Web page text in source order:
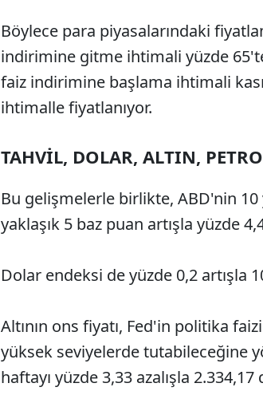
Böylece para piyasalarındaki
indirimine gitme ihtimali yüzde
faiz indirimine başlama ihtimali
ihtimalle fiyatlanıyor.
TAHVİL, DOLAR, ALTIN,
Bu gelişmelerle birlikte, ABD'nin 10
yaklaşık 5 baz puan artışla yüzde
Dolar endeksi de yüzde 0,2 artışla
Altının ons fiyatı, Fed'in politika
yüksek seviyelerde tutabileceğine
haftayı yüzde 3,33 azalışla